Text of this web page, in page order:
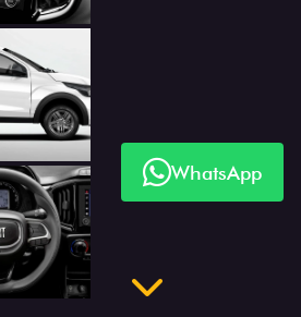
WhatsApp